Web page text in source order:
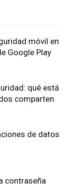
móvil en
Google Play
qué está
comparten
de datos
contraseña